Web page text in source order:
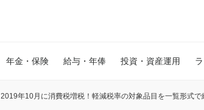
年金・保険 給与・年俸 投資・資産運用
2019年10月に消費税増税！軽減税率の対象品目を一覧形式で